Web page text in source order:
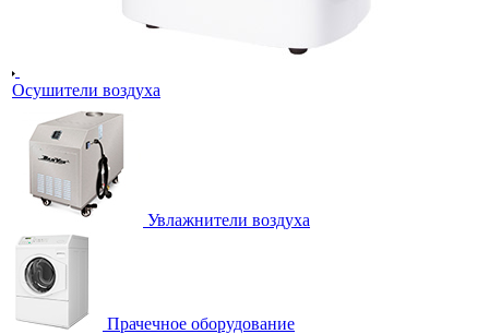
Осушители воздуха
Увлажнители воздуха
Прачечное оборудование